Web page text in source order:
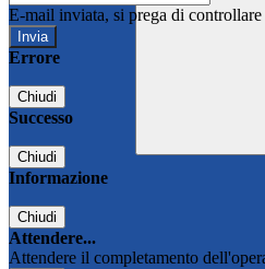
E-mail inviata, si prega di
Errore
Chiudi
Successo
Chiudi
Informazione
Chiudi
Attendere...
Attendere il completamento